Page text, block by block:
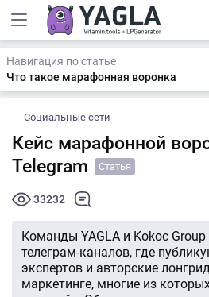
Навигация по статье
Что такое марафонная воронка
Социальные сети
Кейс марафонной
Telegram
Статья
33232
Команды YAGLA и Kokoc
телеграм-каналов, где
экспертов и авторские
маркетинге, многие из